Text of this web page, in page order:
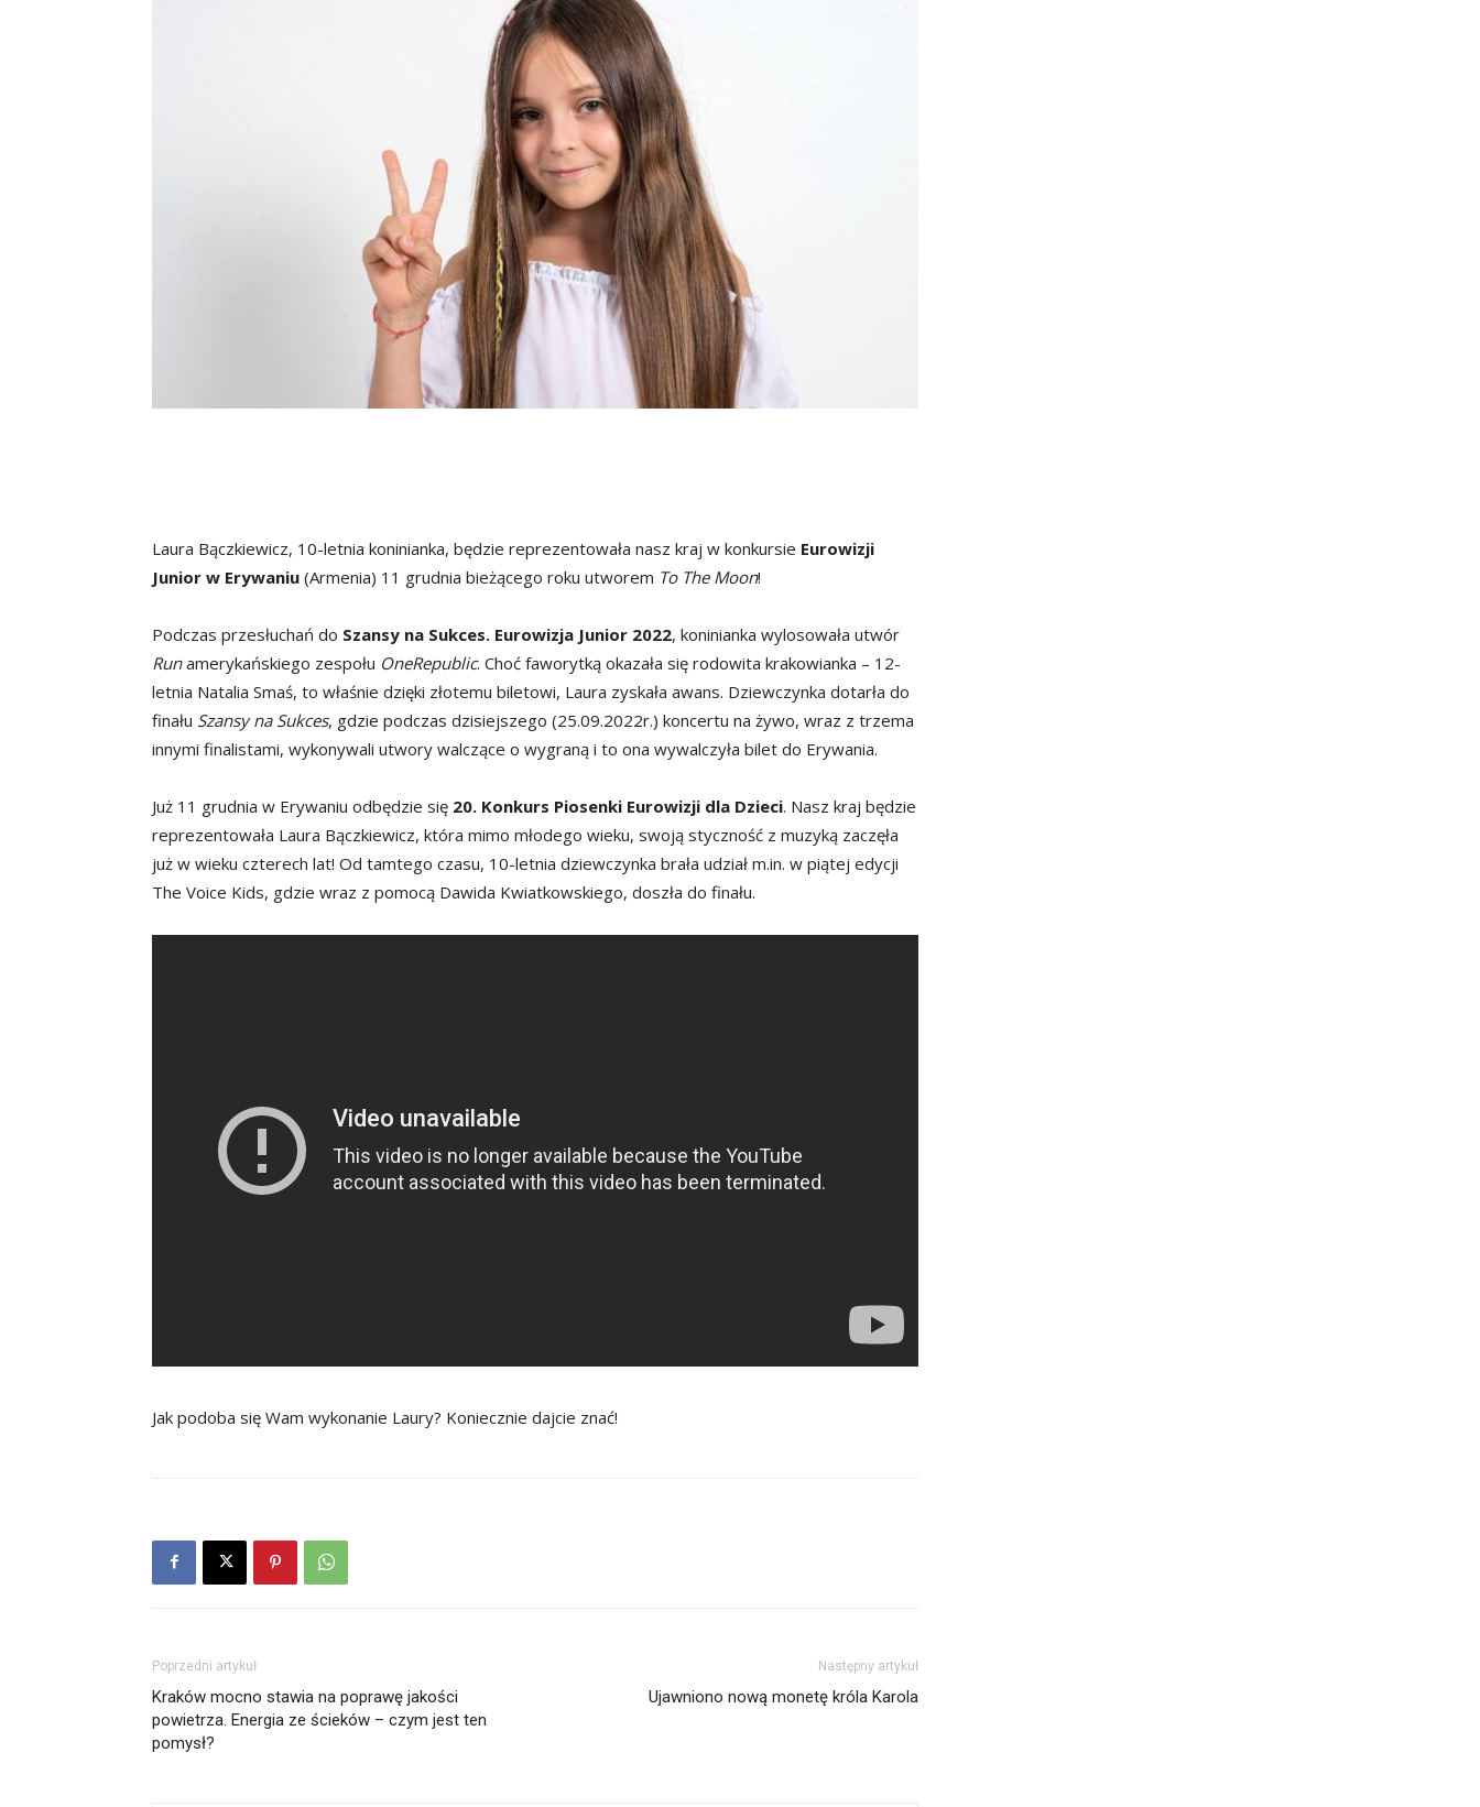
Laura Bączkiewicz, 10-letnia koninianka, będzie reprezentowała nasz kraj w konkursie Eurowizji
Junior w Erywaniu (Armenia) 11 grudnia bieżącego roku utworem To The Moon!
Podczas przesłuchań do Szansy na Sukces. Eurowizja Junior 2022, koninianka wylosowała utwór
Runamerykańskiego zespołu OneRepublic. Choć faworytką okazała się rodowita krakowianka – 12-
letnia Natalia Smaś, to właśnie dzięki złotemu biletowi, Laura zyskała awans. Dziewczynka dotarła do
finału Szansy na Sukces, gdzie podczas dzisiejszego (25.09.2022r.) koncertu na żywo, wraz z trzema
innymi finalistami, wykonywali utwory walczące o wygraną i to ona wywalczyła bilet do Erywania.
Już 11 grudnia w Erywaniu odbędzie się 20. Konkurs Piosenki Eurowizji dla Dzieci. Nasz kraj będzie
reprezentowała Laura Bączkiewicz, która mimo młodego wieku, swoją styczność z muzyką zaczęła
już w wieku czterech lat! Od tamtego czasu, 10-letnia dziewczynka brała udział m.in. w piątej edycji
The Voice Kids, gdzie wraz z pomocą Dawida Kwiatkowskiego, doszła do finału.
Jak podoba się Wam wykonanie Laury? Koniecznie dajcie znać!
Poprzedni artykuł
Kraków mocno stawia na poprawę jakości
powietrza. Energia ze ścieków – czym jest ten
pomysł?
Następny artykuł
Ujawniono nową monetę króla Karola